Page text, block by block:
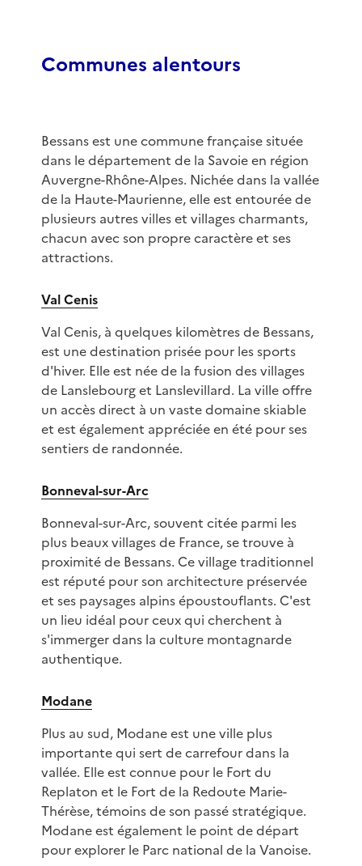
Communes alentours
Bessans est une commune française située
dans le département de la Savoie en région
Auvergne-Rhône-Alpes. Nichée dans la vallée
de la Haute-Maurienne, elle est entourée de
plusieurs autres villes et villages charmants,
chacun avec son propre caractère et ses
attractions.
Val Cenis
Val Cenis, à quelques kilomètres de Bessans,
est une destination prisée pour les sports
d'hiver. Elle est née de la fusion des villages
de Lanslebourg et Lanslevillard. La ville offre
un accès direct à un vaste domaine skiable
et est également appréciée en été pour ses
sentiers de randonnée.
Bonneval-sur-Arc
Bonneval-sur-Arc, souvent citée parmi les
plus beaux villages de France, se trouve à
proximité de Bessans. Ce village traditionnel
est réputé pour son architecture préservée
et ses paysages alpins époustouflants. C'est
un lieu idéal pour ceux qui cherchent à
s'immerger dans la culture montagnarde
authentique.
Modane
Plus au sud, Modane est une ville plus
importante qui sert de carrefour dans la
vallée. Elle est connue pour le Fort du
Replaton et le Fort de la Redoute Marie-
Thérèse, témoins de son passé stratégique.
Modane est également le point de départ
pour explorer le Parc national de la Vanoise.